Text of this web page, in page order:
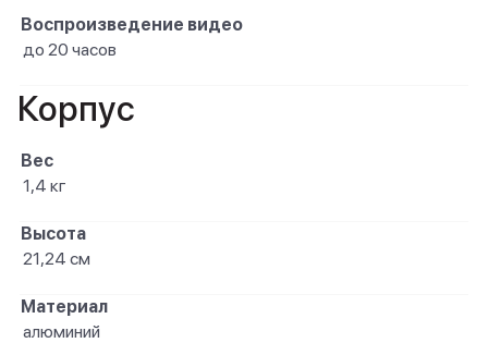
Воспроизведение видео
до 20 часов
Корпус
Вес
1,4 кг
Высота
21,24 см
Материал
алюминий